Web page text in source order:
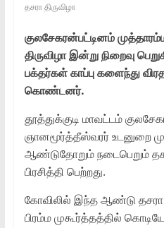
தசரா திருவிழா
குலசேகரன்பட்டினம்
திருவிழா இன்று நிறைவு
பக்தர்கள் காப்பு களைந்து
கொண்டனர்.
தூத்துக்குடி மாவட்டம்
ஞானமூர்த்தீஸ்வரர் உடனுறை
ஆண்டுதோறும் நடைபெறும்
பிரசித்தி பெற்றது.
கோவிலில் இந்த ஆண்டு தசரா
பிரம்ம முகூர்த்தத்தில்